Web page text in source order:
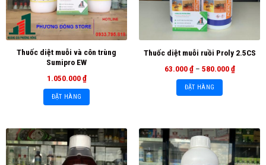
Thuốc diệt muỗi và côn trùng
Sumipro EW
1.050.000₫
ĐẶT HÀNG
Thuốc diệt muỗi ruồi Proly 2.5CS
63.000₫ – 580.000₫
ĐẶT HÀNG